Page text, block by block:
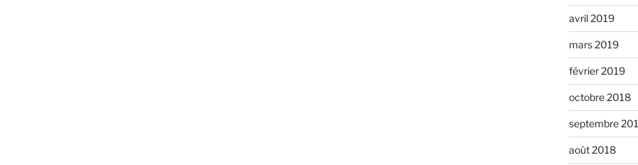
avril 2019
mars 2019
février 2019
octobre 2018
septembre
août 2018